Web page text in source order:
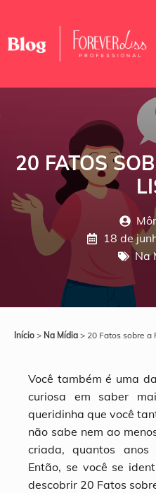
20 FATOS
18 de
Na
Início > Na Mídia > 20 Fatos sobre a
Você também é uma
curiosa em saber
queridinha que você
não sabe nem ao
criada, quantos
Então, se você se
descobrir 20 Fatos